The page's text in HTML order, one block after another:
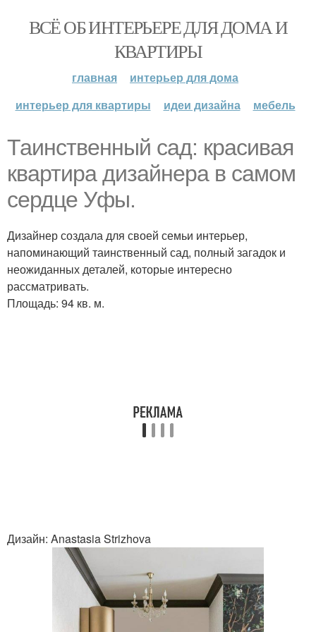
ВСЁ ОБ ИНТЕРЬЕРЕ ДЛЯ ДОМА И
КВАРТИРЫ
главная
интерьер для дома
интерьер для квартиры
идеи дизайна мебель
Таинственный сад: красивая
квартира дизайнера в самом
сердце Уфы.
Дизайнер создала для своей семьи интерьер,
напоминающий таинственный сад, полный загадок и
неожиданных деталей, которые интересно
рассматривать.
Площадь: 94 кв. м.
Дизайн: Anastasia Strizhova